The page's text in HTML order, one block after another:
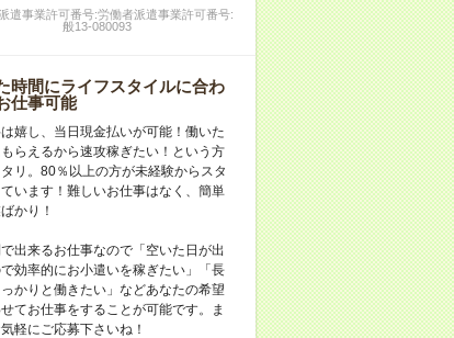
遣事業許可番号:労働者派遣事業許可番号:
般13-080093
時間にライフスタイルに合わ
仕事可能
嬉し、当日現金払いが可能！働いた
らえるから速攻稼ぎたい！という方
リ。80％以上の方が未経験からスタ
います！難しいお仕事はなく、簡単
かり！
出来るお仕事なので「空いた日が出
効率的にお小遣いを稼ぎたい」「長
かりと働きたい」などあなたの希望
てお仕事をすることが可能です。ま
軽にご応募下さいね！